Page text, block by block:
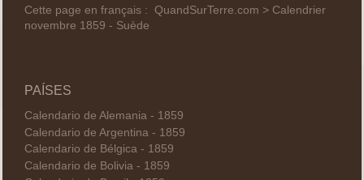
Cette page en français : QuandSurTerre.com > Calendrier
novembre 1859 - Suède
PAÍSES
Calendario de Alemania - 1859
Calendario de Argentina - 1859
Calendario de Bélgica - 1859
Calendario de Bolivia - 1859